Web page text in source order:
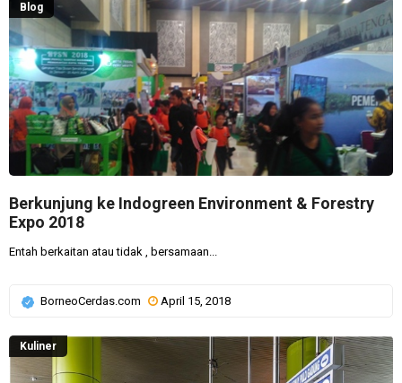
Berkunjung ke Indogreen Environment & Forestry
Expo 2018
Blog
Entah berkaitan atau tidak , bersamaan...
BorneoCerdas.com April 15, 2018
Kuliner